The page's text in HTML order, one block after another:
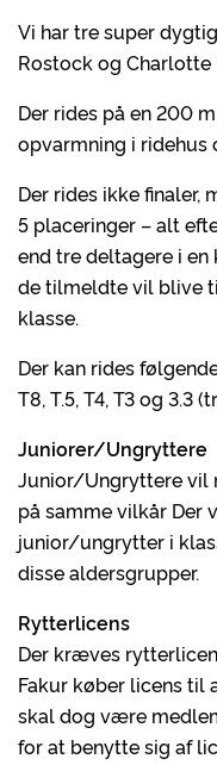
Vi har tre super
Rostock og Charlotte
Der rides på en 200
opvarmning i ridehus
Der rides ikke
5 placeringer – alt
end tre deltagere i
de tilmeldte vil blive
klasse.
Der kan rides
T8, T.5, T4, T3 og 3.3
Juniorer/Ungryttere
Junior/Ungryttere vil
på samme vilkår
junior/ungrytter i
disse aldersgrupper.
Rytterlicens
Der kræves
Fakur køber licens
skal dog være
for at benytte sig af